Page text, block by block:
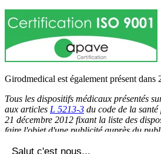
Girodmedical est également présent dans
Tous les dispositifs médicaux présentés
aux articles L 5213-3 du code de la
21 décembre 2012 fixant la liste des
faire l'objet d'une publicité auprès du
du code de la santé publique. Par
être légalement promus et rendus
Salut c'est nous...